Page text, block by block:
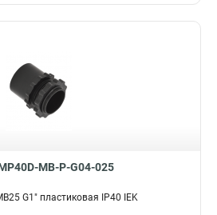
MB-P-G04-025
G1" пластиковая IP40 IEK